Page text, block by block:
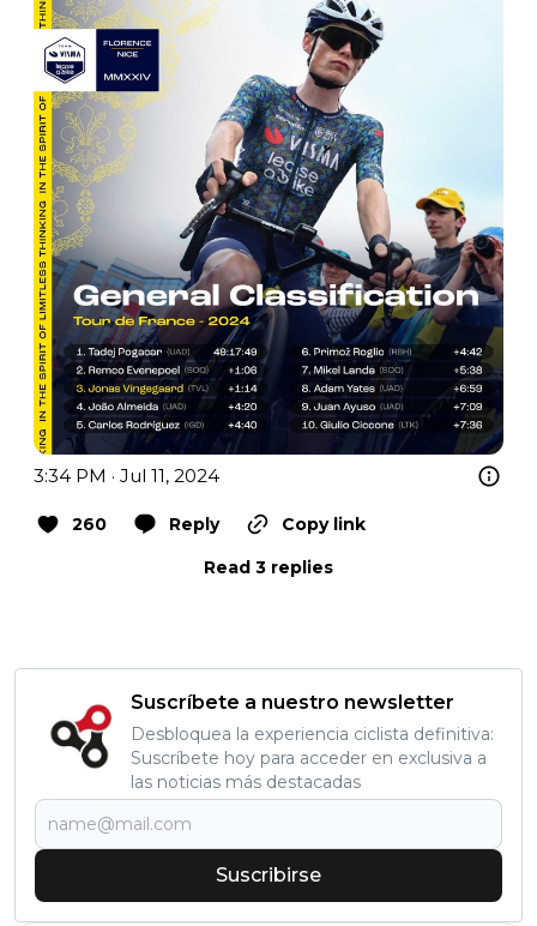
3:34 PM · Jul 11, 2024
260 Reply
Copy link
Read 3 replies
Suscríbete a nuestro newsletter
Desbloquea la experiencia ciclista definitiva:
Suscríbete hoy para acceder en exclusiva a
las noticias más destacadas
Suscribirse